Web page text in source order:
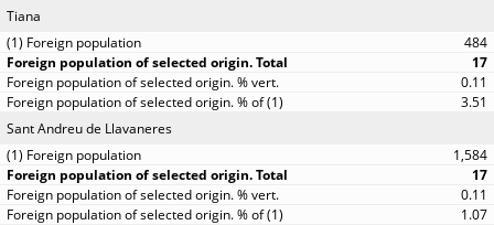
Tiana
484
17
0.11
3.51
Sant Andreu de Llavaneres
1,584
17
0.11
1.07